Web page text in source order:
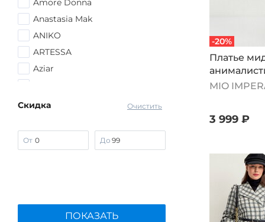
Amore Donna
Anastasia Mak
ANIKO
ARTESSA
Aziar
Belezza
Bianka Modeno
Binitra Bini
Edsel Krause
Очистить
Скидка
От До
ПОКАЗАТЬ
-20%
Платье
принтом,
MIO
3 999 ₽